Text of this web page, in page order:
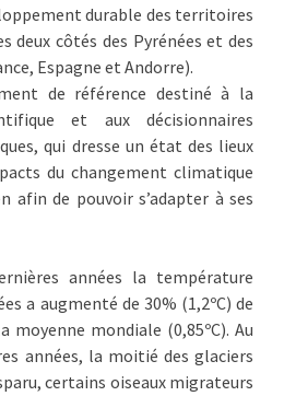
durable des territoires
deux côtés des Pyrénées et des
Espagne et Andorre).
de référence destiné à la
et aux décisionnaires
qui dresse un état des lieux
du changement climatique
afin de pouvoir s’adapter à ses
années la température
a augmenté de 30% (1,2ºC) de
mondiale (0,85ºC). Au
années, la moitié des glaciers
certains oiseaux migrateurs